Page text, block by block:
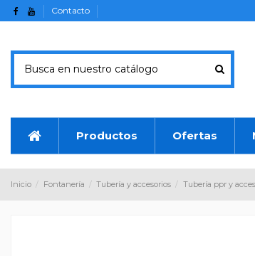
Contacto
Productos Ofertas
Inicio Fontanería Tubería y accesorios Tubería ppr y